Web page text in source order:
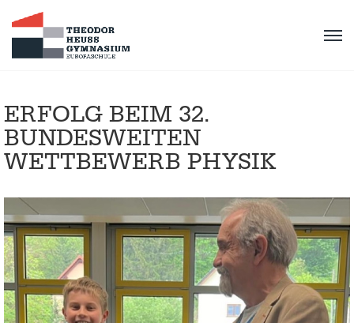
ERFOLG BEIM 32.
BUNDESWEITEN
WETTBEWERB PHYSIK